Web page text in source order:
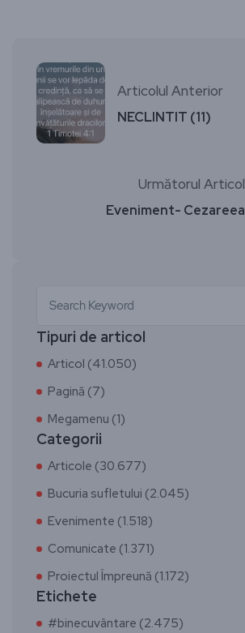
Articolul Anterior
NECLINTIT (11)
Următorul Articol
Eveniment- Cezareea
Tipuri de articol
Articol (41.050)
Pagină (7)
Megamenu (1)
Categorii
Articole (30.677)
Bucuria sufletului (2.045)
Evenimente (1.518)
Comunicate (1.371)
Proiectul Împreună (1.172)
Etichete
#binecuvântare (2.475)